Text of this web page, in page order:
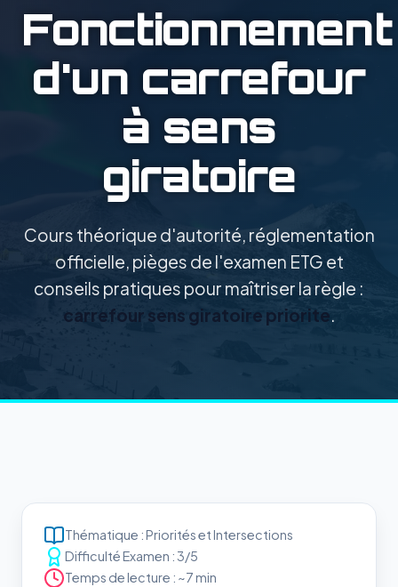
Fonctionnement
d'un carrefour
à sens
giratoire
Cours théorique d'autorité, réglementation
officielle, pièges de l'examen ETG et
conseils pratiques pour maîtriser la règle :
carrefour sens giratoire priorite.
Thématique : Priorités et Intersections
Difficulté Examen : 3/5
Temps de lecture : ~7 min